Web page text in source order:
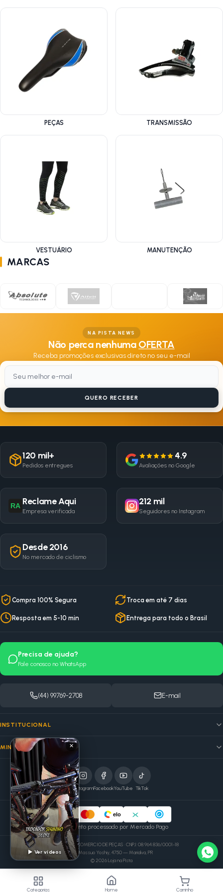
Categorias Home Carrinho
PEÇAS TRANSMISSÃO
VESTUÁRIO MANUTENÇÃO
MARCAS
NA PISTA NEWS
Não perca nenhuma OFERTA
Receba promoções exclusivas direto no seu e-mail
QUERO RECEBER
120 mil+
Pedidos entregues
4.9
Avaliações no Google
RA Reclame Aqui
Empresa verificada
212 mil
Seguidores no Instagram
Desde 2016
No mercado de ciclismo
Compra 100% Segura Troca em até 7 dias
Resposta em 5-10 min Entrega para todo o Brasil
Precisa de ajuda?
Fale conosco no WhatsApp
(44) 99769-2708 E-mail
INSTITUCIONAL
MINHA CONTA
InstagramFacebookYouTube TikTok
elo
Pagamento processado por Mercado Pago
MSB VOLPATO COMERCIO DE PEÇAS · CNPJ: 08.964.836/0001-18
Av. Massuo Yoshiy, 4750 — Marialva, PR
©2026Loja na Pista
✕
▶ Ver vídeos